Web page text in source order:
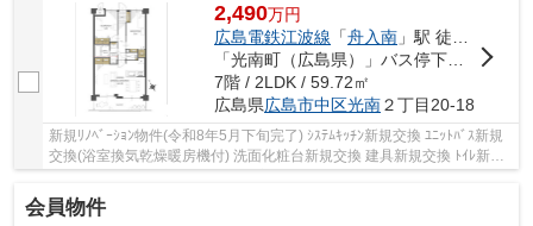
2,490万円
広島電鉄江波線 「舟入南 」駅 徒歩16分
「光南町（広島県）」バス停下車 徒歩5分
7階 / 2LDK / 59.72㎡
広島県広島市中区光南２丁目20-18
新規ﾘﾉﾍﾞｰｼｮﾝ物件(令和8年5月下旬完了) ｼｽﾃﾑｷｯﾁﾝ新規交換 ﾕﾆｯﾄﾊﾞｽ新規
交換(浴室換気乾燥暖房機付) 洗面化粧台新規交換 建具新規交換 ﾄｲﾚ新規
会員物件